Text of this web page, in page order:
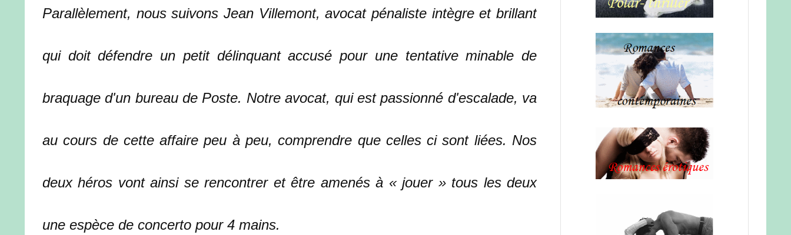
Parallèlement, nous suivons Jean Villemont, avocat pénaliste intègre et brillant
qui doit défendre un petit délinquant accusé pour une tentative minable de
braquage d'un bureau de Poste. Notre avocat, qui est passionné d'escalade, va
au cours de cette affaire peu à peu, comprendre que celles ci sont liées. Nos
deux héros vont ainsi se rencontrer et être amenés à « jouer » tous les deux
une espèce de concerto pour 4 mains.